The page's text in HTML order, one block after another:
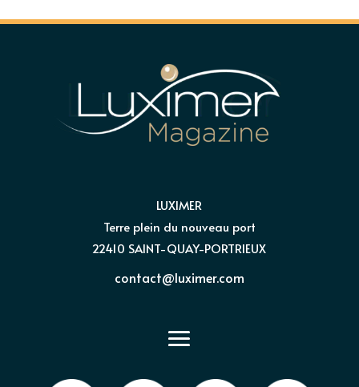
LUXIMER
Terre plein du nouveau port
22410 SAINT-QUAY-PORTRIEUX
contact@luximer.com